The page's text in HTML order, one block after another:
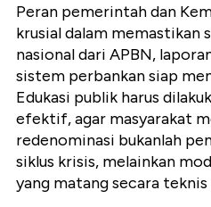
Peran pemerintah dan
krusial dalam memastikan
nasional dari APBN,
sistem perbankan siap
Edukasi publik harus
efektif, agar masyarakat
redenominasi bukanlah
siklus krisis, melainkan
yang matang secara